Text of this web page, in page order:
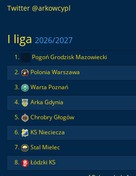
Twitter @arkowcypl
I liga 2026/2027
1. Pogoń Grodzisk Mazowiecki
2.
Polonia Warszawa
3.
Warta Poznań
4.
Arka Gdynia
5.
Chrobry Głogów
6.
KS Nieciecza
7.
Stal Mielec
8.
Łódzki KS